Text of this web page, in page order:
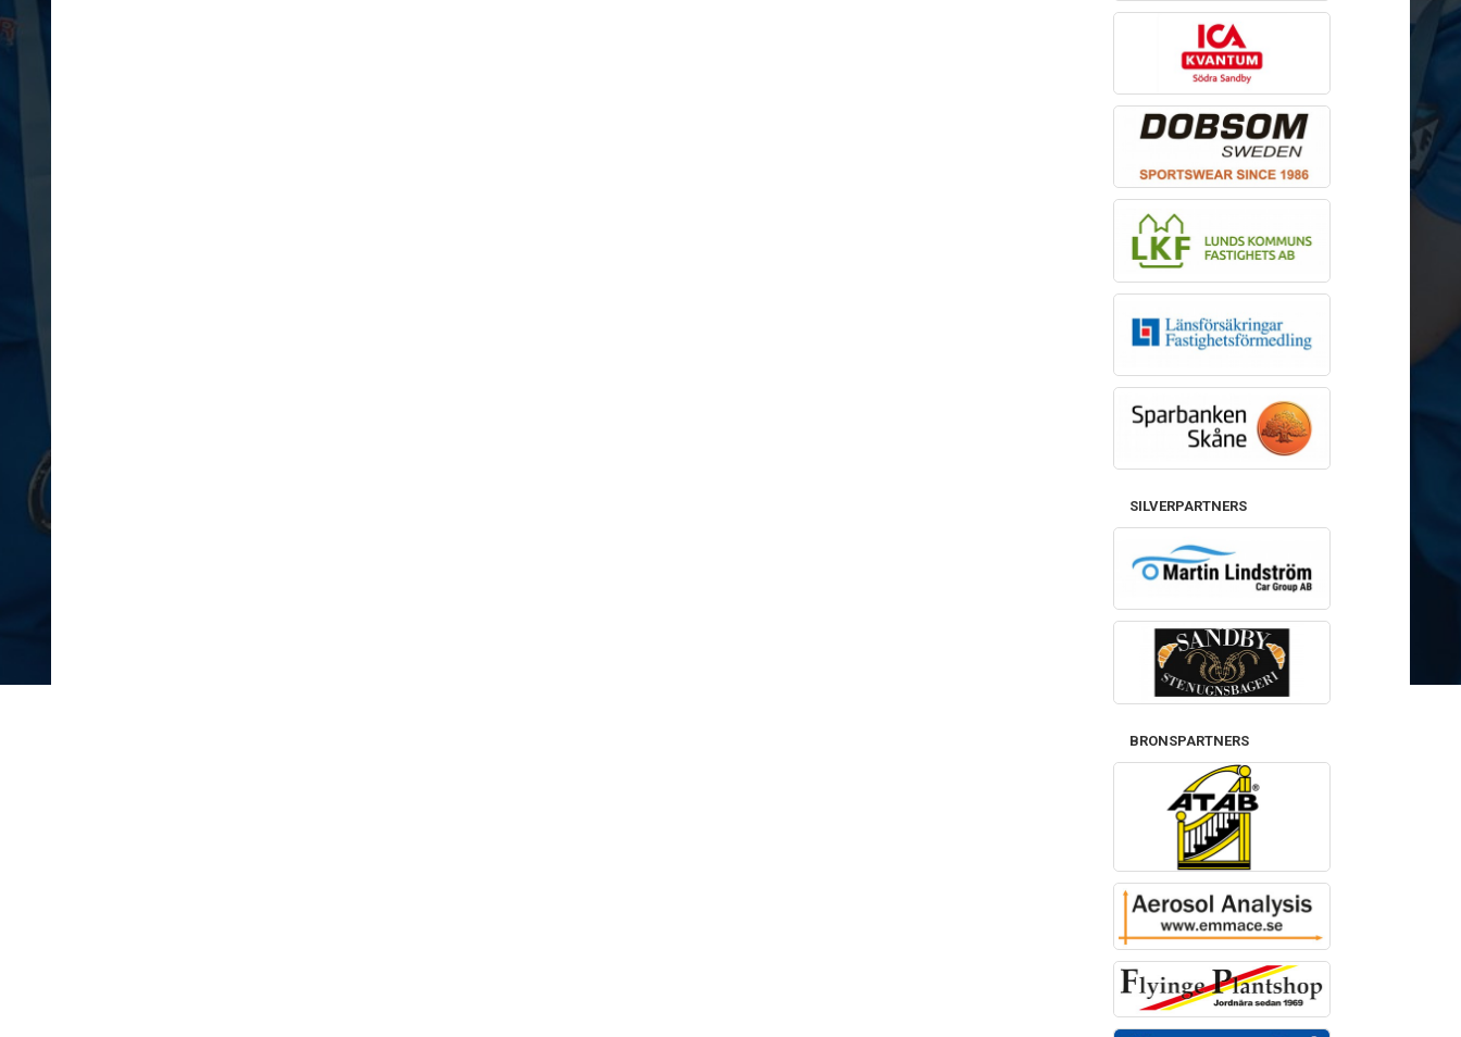
SILVERPARTNERS
BRONSPARTNERS